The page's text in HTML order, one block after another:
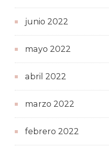
junio 2022
mayo 2022
abril 2022
marzo 2022
febrero 2022